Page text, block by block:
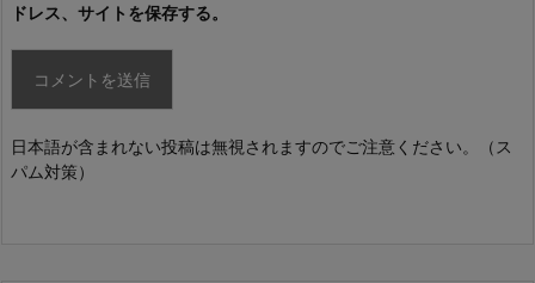
ドレス、サイトを保存する。
日本語が含まれない投稿は無視されますのでご注意ください。（ス
パム対策）